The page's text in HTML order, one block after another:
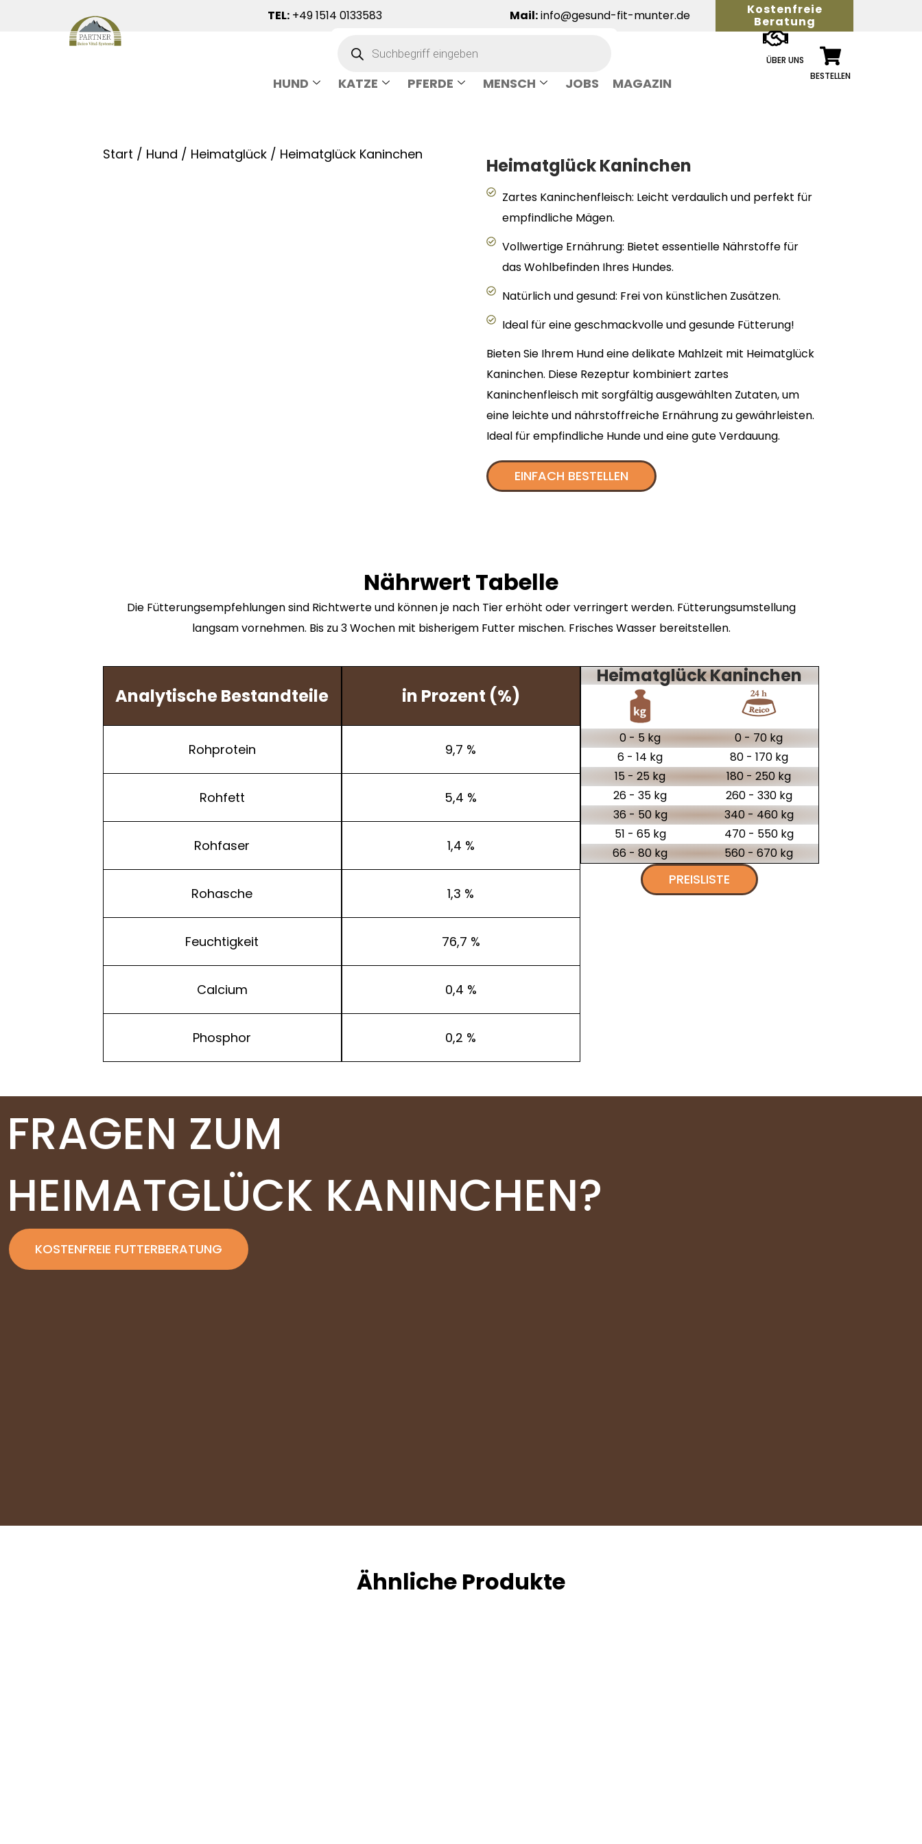
TEL: +49 1514 0133583 Mail:info@gesund-fit-munter.de Kostenfreie
Beratung
HUND KATZE PFERDE MENSCH JOBS MAGAZIN
ÜBER UNS
BESTELLEN
Start / Hund / Heimatglück / Heimatglück Kaninchen
Heimatglück Kaninchen
Zartes Kaninchenfleisch: Leicht verdaulich und perfekt für
empfindliche Mägen.
Vollwertige Ernährung: Bietet essentielle Nährstoffe für
das Wohlbefinden Ihres Hundes.
Natürlich und gesund: Frei von künstlichen Zusätzen.
Ideal für eine geschmackvolle und gesunde Fütterung!
Bieten Sie Ihrem Hund eine delikate Mahlzeit mit Heimatglück
Kaninchen. Diese Rezeptur kombiniert zartes
Kaninchenfleisch mit sorgfältig ausgewählten Zutaten, um
eine leichte und nährstoffreiche Ernährung zu gewährleisten.
Ideal für empfindliche Hunde und eine gute Verdauung.
EINFACH BESTELLEN
Nährwert Tabelle
Die Fütterungsempfehlungen sind Richtwerte und können je nach Tier erhöht oder verringert werden. Fütterungsumstellung
langsam vornehmen. Bis zu 3 Wochen mit bisherigem Futter mischen. Frisches Wasser bereitstellen.
Analytische Bestandteile
Rohprotein
Rohfett
Rohfaser
Rohasche
Feuchtigkeit
Calcium
Phosphor
in Prozent (%)
9,7 %
5,4 %
1,4 %
1,3 %
76,7 %
0,4 %
0,2 %
Heimatglück Kaninchen
0 - 5 kg
0 - 70 kg
6 - 14 kg
80 - 170 kg
15 - 25 kg
180 - 250 kg
26 - 35 kg
260 - 330 kg
36 - 50 kg
340 - 460 kg
51 - 65 kg
470 - 550 kg
66 - 80 kg
560 - 670 kg
PREISLISTE
FRAGEN ZUM
HEIMATGLÜCK KANINCHEN?
KOSTENFREIE FUTTERBERATUNG
Ähnliche Produkte